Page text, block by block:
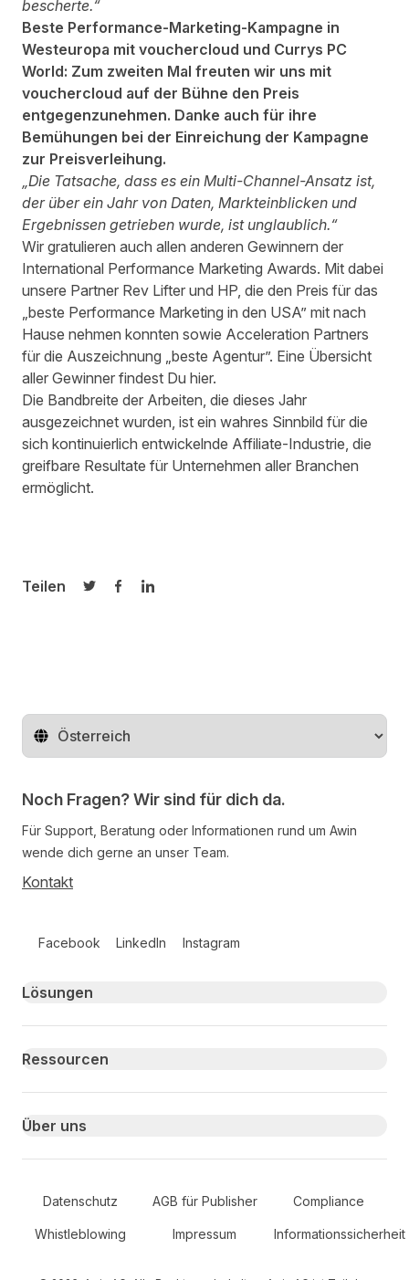
bescherte.“
Beste Performance-Marketing-Kampagne in
Westeuropa mit vouchercloud und Currys PC
World: Zum zweiten Mal freuten wir uns mit
vouchercloud auf der Bühne den Preis
entgegenzunehmen. Danke auch für ihre
Bemühungen bei der Einreichung der Kampagne
zur Preisverleihung.
„Die Tatsache, dass es ein Multi-Channel-Ansatz ist,
der über ein Jahr von Daten, Markteinblicken und
Ergebnissen getrieben wurde, ist unglaublich.“
Wir gratulieren auch allen anderen Gewinnern der
International Performance Marketing Awards. Mit dabei
unsere Partner Rev Lifter und HP, die den Preis für das
„beste Performance Marketing in den USA” mit nach
Hause nehmen konnten sowie Acceleration Partners
für die Auszeichnung „beste Agentur”. Eine Übersicht
aller Gewinner findest Du hier.
Die Bandbreite der Arbeiten, die dieses Jahr
ausgezeichnet wurden, ist ein wahres Sinnbild für die
sich kontinuierlich entwickelnde Affiliate-Industrie, die
greifbare Resultate für Unternehmen aller Branchen
ermöglicht.
Teilen
Auf Twitter teilen
Auf Facebook teilen
Auf LinkedIn teilen
Region ändern
Noch Fragen? Wir sind für dich da.
Für Support, Beratung oder Informationen rund um Awin
wende dich gerne an unser Team.
Kontakt
Facebook LinkedIn Instagram
Primary footer navigation
Lösungen
Ressourcen
Über uns
Secondary Footer Navigation
Datenschutz AGB für Publisher Compliance
Whistleblowing Impressum Informationssicherheit